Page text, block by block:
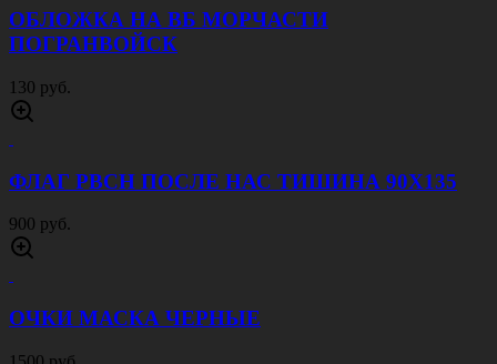
ОБЛОЖКА НА ВБ МОРЧАСТИ
ПОГРАНВОЙСК
130 руб.
ФЛАГ РВСН ПОСЛЕ НАС ТИШИНА 90Х135
900 руб.
ОЧКИ МАСКА ЧЕРНЫЕ